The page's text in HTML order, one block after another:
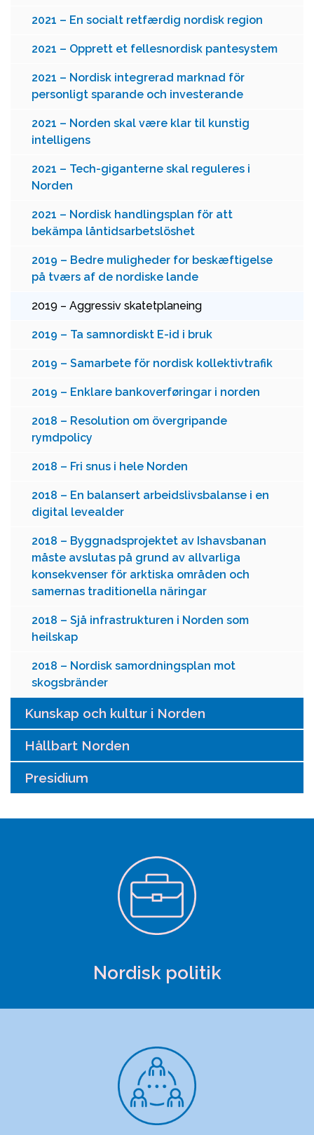
2021 – En socialt retfærdig nordisk region
2021 – Opprett et fellesnordisk pantesystem
2021 – Nordisk integrerad marknad för
personligt sparande och investerande
2021 – Norden skal være klar til kunstig
intelligens
2021 – Tech-giganterne skal reguleres i
Norden
2021 – Nordisk handlingsplan för att
bekämpa låntidsarbetslöshet
2019 – Bedre muligheder for beskæftigelse
på tværs af de nordiske lande
2019 – Aggressiv skatetplaneing
2019 – Ta samnordiskt E-id i bruk
2019 – Samarbete för nordisk kollektivtrafik
2019 – Enklare bankoverføringar i norden
2018 – Resolution om övergripande
rymdpolicy
2018 – Fri snus i hele Norden
2018 – En balansert arbeidslivsbalanse i en
digital levealder
2018 – Byggnadsprojektet av Ishavsbanan
måste avslutas på grund av allvarliga
konsekvenser för arktiska områden och
samernas traditionella näringar
2018 – Sjå infrastrukturen i Norden som
heilskap
2018 – Nordisk samordningsplan mot
skogsbränder
Kunskap och kultur i Norden
Hållbart Norden
Presidium
Nordisk politik